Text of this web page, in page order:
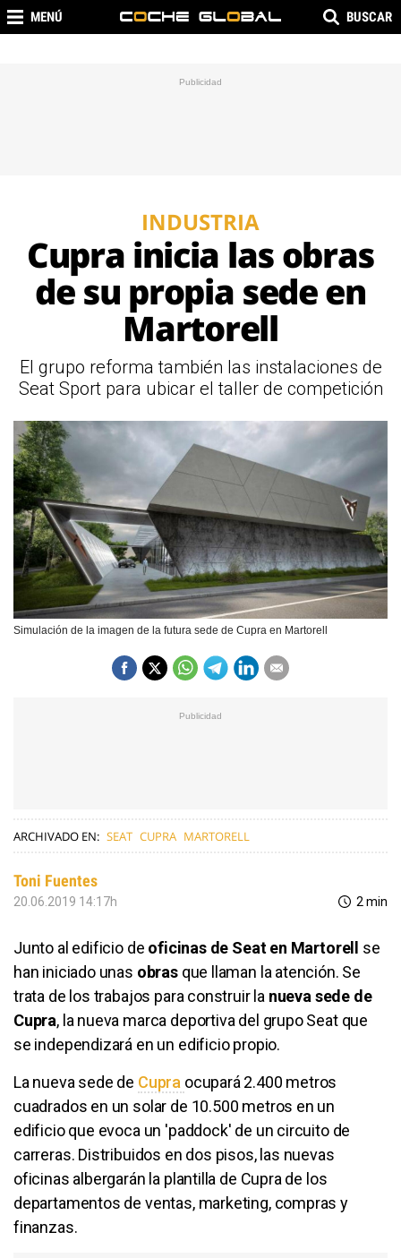
MENÚ BUSCAR
INDUSTRIA
Cupra inicia las obras
de su propia sede en
Martorell
El grupo reforma también las instalaciones de
Seat Sport para ubicar el taller de competición
Simulación de la imagen de la futura sede de Cupra en Martorell
ARCHIVADO EN: SEAT CUPRA MARTORELL
Toni Fuentes
20.06.2019 14:17h 2 min
Junto al edificio de oficinas de Seat en Martorell se
han iniciado unas obras que llaman la atención. Se
trata de los trabajos para construir la nueva sede de
Cupra, la nueva marca deportiva del grupo Seat que
se independizará en un edificio propio.
La nueva sede de Cupra ocupará 2.400 metros
cuadrados en un solar de 10.500 metros en un
edificio que evoca un 'paddock' de un circuito de
carreras. Distribuidos en dos pisos, las nuevas
oficinas albergarán la plantilla de Cupra de los
departamentos de ventas, marketing, compras y
finanzas.